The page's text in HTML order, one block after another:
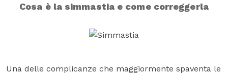
Cosa è la simmastia e come correggerla
Una delle complicanze che maggiormente spaventa le